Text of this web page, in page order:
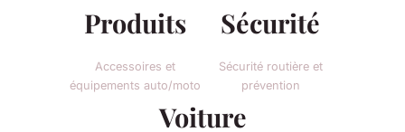
Produits
Accessoires et
équipements auto/moto
Sécurité
Sécurité routière et
prévention
Voiture